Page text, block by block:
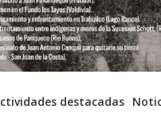
destacadas